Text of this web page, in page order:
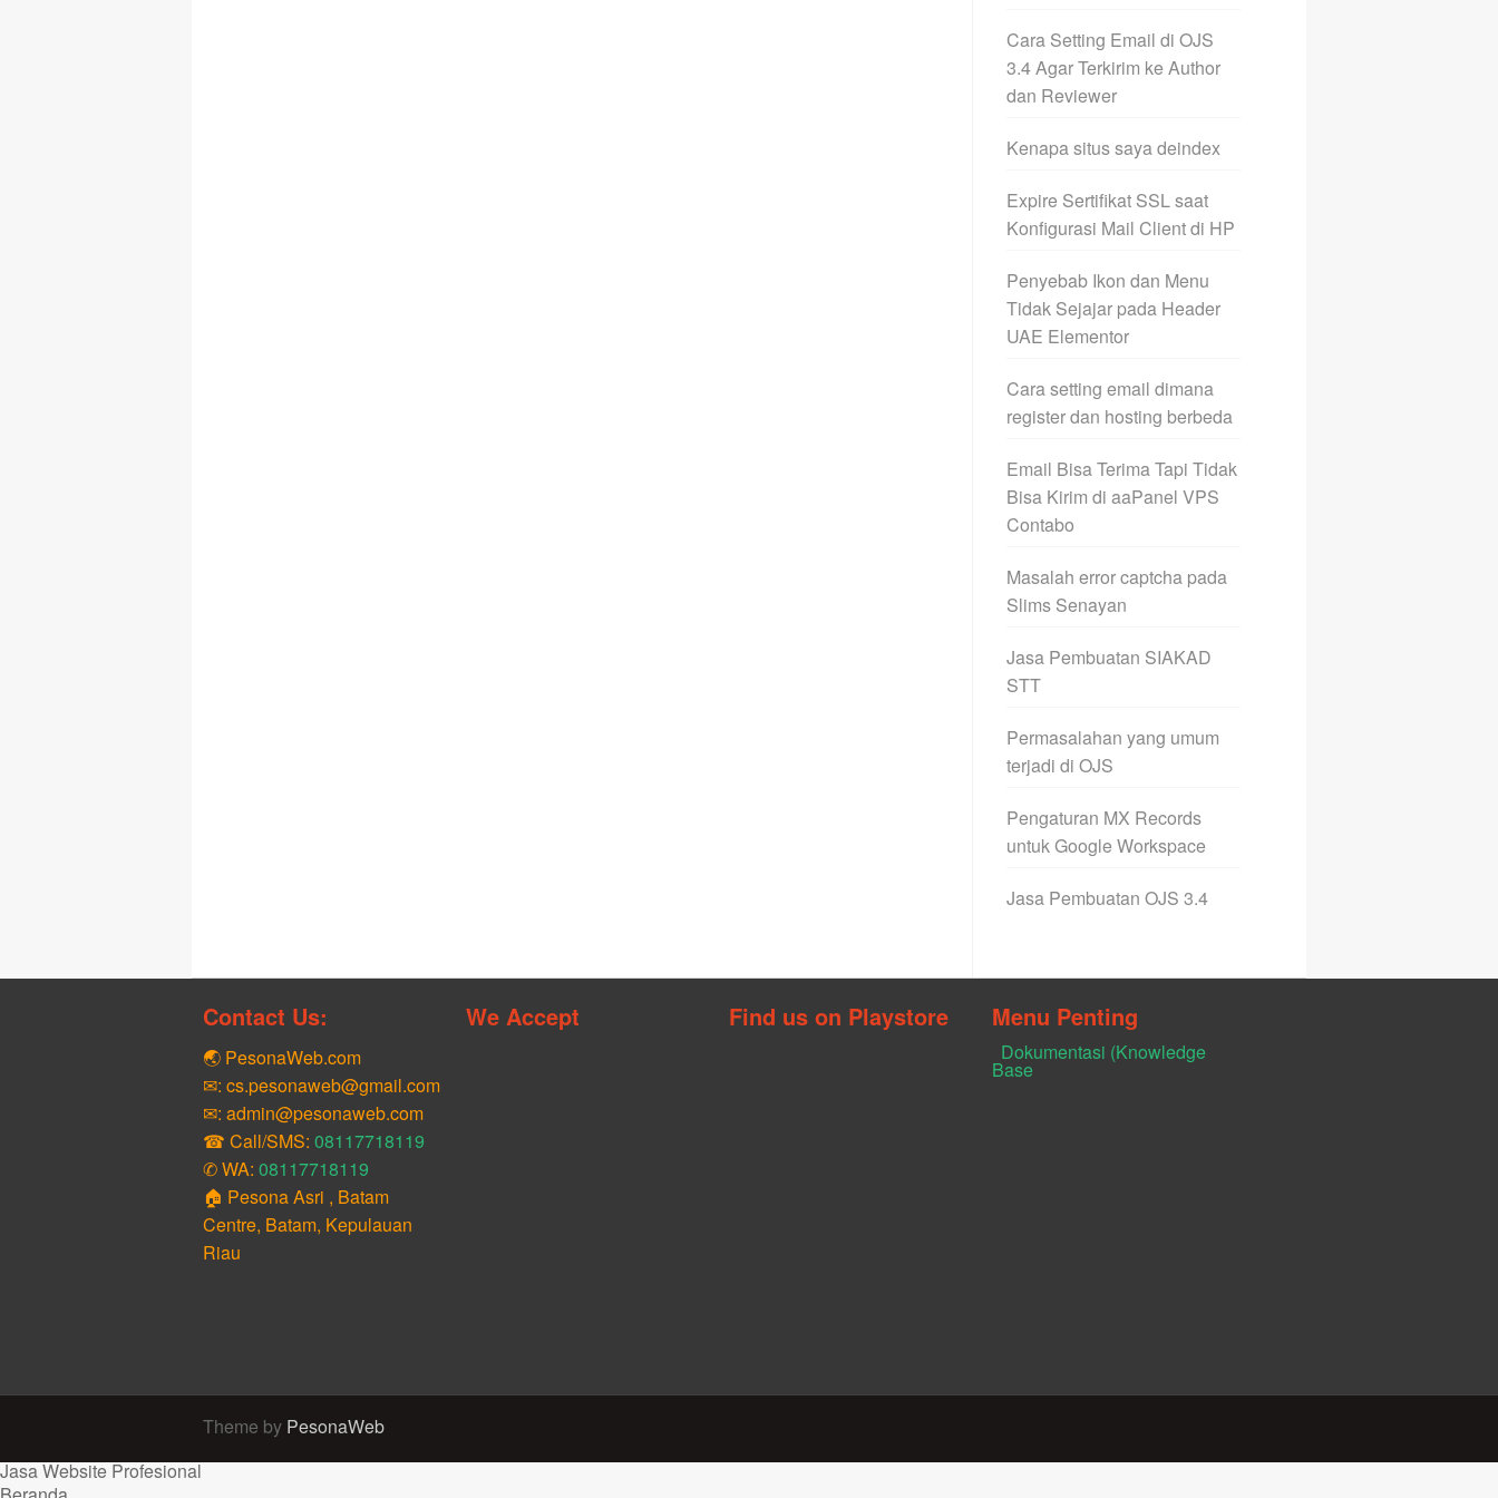
Cara Setting Email di OJS
3.4 Agar Terkirim ke Author
dan Reviewer
Kenapa situs saya deindex
Expire Sertifikat SSL saat
Konfigurasi Mail Client di HP
Penyebab Ikon dan Menu
Tidak Sejajar pada Header
UAE Elementor
Cara setting email dimana
register dan hosting berbeda
Email Bisa Terima Tapi Tidak
Bisa Kirim di aaPanel VPS
Contabo
Masalah error captcha pada
Slims Senayan
Jasa Pembuatan SIAKAD
STT
Permasalahan yang umum
terjadi di OJS
Pengaturan MX Records
untuk Google Workspace
Jasa Pembuatan OJS 3.4
Contact Us:
🌏 PesonaWeb.com
✉: cs.pesonaweb@gmail.com
✉: admin@pesonaweb.com
☎ Call/SMS: 08117718119
✆ WA: 08117718119
🏠 Pesona Asri , Batam
Centre, Batam, Kepulauan
Riau
We Accept Find us on Playstore Menu Penting
Dokumentasi (Knowledge
Base
Theme by PesonaWeb
Jasa Website Profesional